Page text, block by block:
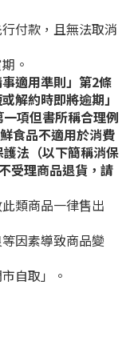
付款，且無法取消
。
適用準則」第2條
解約時即將逾期」
項但書所稱合理例
食品不適用於消費
法（以下簡稱消保
受理商品退貨，請
類商品一律售出
因素導致商品變
自取」。